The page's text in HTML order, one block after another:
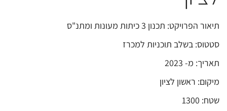
תיאור הפרויקט: תכנון 3 כיתות מעונות ומתנ"ס
סטטוס: בשלב תוכניות למכרז
תאריך: מ- 2023
מיקום: ראשון לציון
שטח: 1300